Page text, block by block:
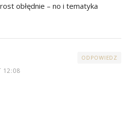
obłędnie – no i tematyka
12:08
ODPOWIEDZ